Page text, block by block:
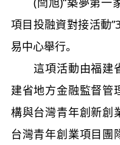
項目投融資對接活動
易中心舉行。
這項活動由福建
建省地方金融監督管
構與台灣青年創新創
台灣青年創業項目團